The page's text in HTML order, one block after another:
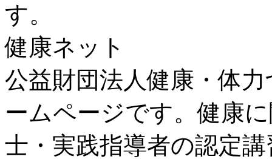
す。
健康ネット
公益財団法人健康・体
ームページです。健康
士・実践指導者の認定